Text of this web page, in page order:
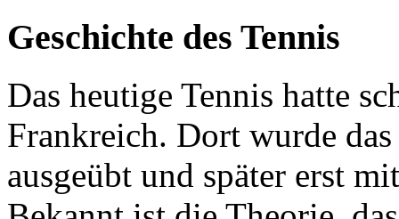
Geschichte des Tennis
Das heutige Tennis hatte
Frankreich. Dort wurde
ausgeübt und später erst